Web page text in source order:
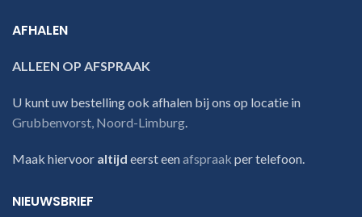
AFHALEN
ALLEEN OP AFSPRAAK
U kunt uw bestelling ook afhalen bij ons op locatie in
Grubbenvorst, Noord-Limburg.
Maak hiervoor altijd eerst eenafspraak per telefoon.
NIEUWSBRIEF